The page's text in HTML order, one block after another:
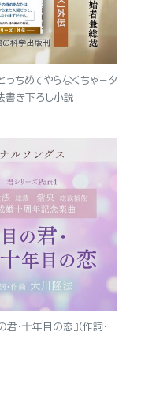
ちめてやらなくちゃ－タ
書き下ろし小説
君・十年目の恋』（作詞・